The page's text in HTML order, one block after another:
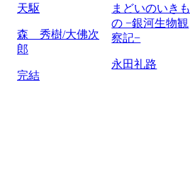
天駆
森 秀樹/大佛次
郎
完結
まどいのいきも
の −銀河生物観
察記−
永田礼路